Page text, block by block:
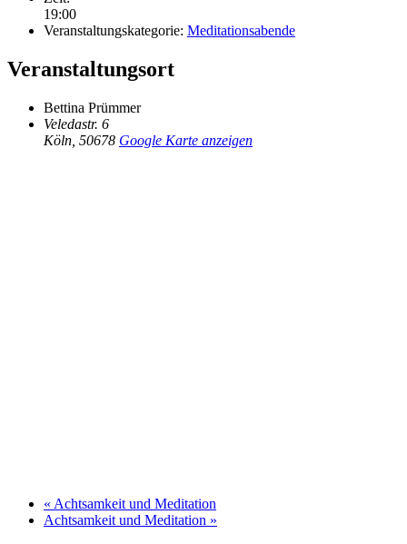
19:00
Veranstaltungskategorie: Meditationsabende
Veranstaltungsort
Bettina Prümmer
Veledastr. 6
Köln 50678 Google Karte anzeigen
« Achtsamkeit und Meditation
Achtsamkeit und Meditation »